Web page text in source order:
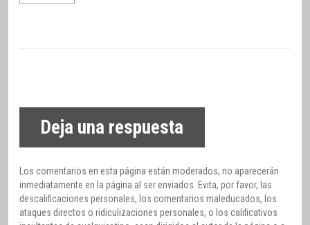
Deja una respuesta
Los comentarios en esta página están moderados, no aparecerán
inmediatamente en la página al ser enviados. Evita, por favor, las
descalificaciones personales, los comentarios maleducados, los
ataques directos o ridiculizaciones personales, o los calificativos